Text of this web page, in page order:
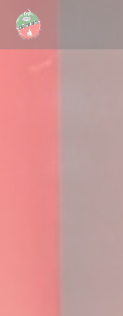
クッキー利用の管理について